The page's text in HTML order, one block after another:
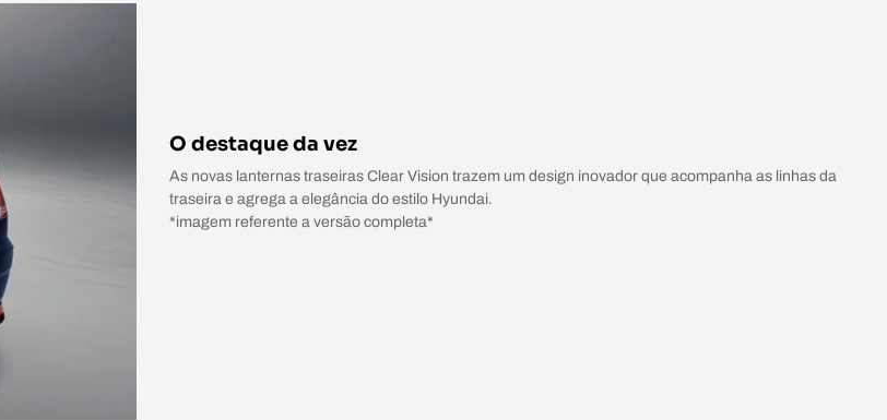
O destaque da vez
As novas lanternas traseiras Clear Vision trazem um design inovador que acompanha as linhas da
traseira e agrega a elegância do estilo Hyundai.
*imagem referente a versão completa*